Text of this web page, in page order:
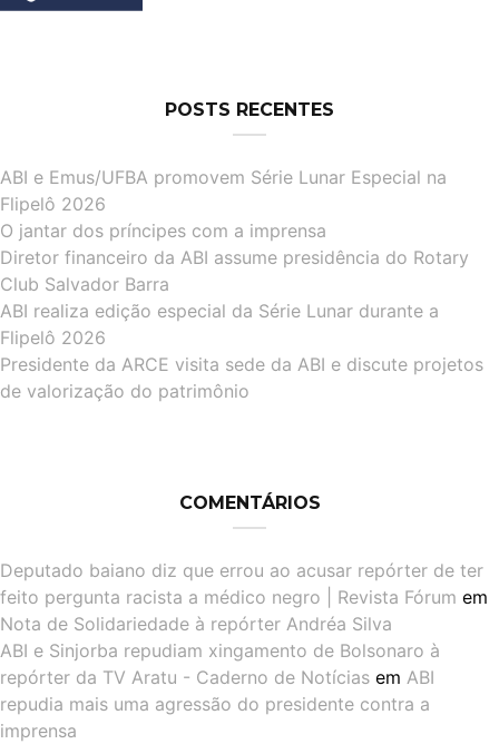
POSTS RECENTES
ABI e Emus/UFBA promovem Série Lunar Especial na
Flipelô 2026
O jantar dos príncipes com a imprensa
Diretor financeiro da ABI assume presidência do Rotary
Club Salvador Barra
ABI realiza edição especial da Série Lunar durante a
Flipelô 2026
Presidente da ARCE visita sede da ABI e discute projetos
de valorização do patrimônio
COMENTÁRIOS
Deputado baiano diz que errou ao acusar repórter de ter
feito pergunta racista a médico negro | Revista Fórum em
Nota de Solidariedade à repórter Andréa Silva
ABI e Sinjorba repudiam xingamento de Bolsonaro à
repórter da TV Aratu - Caderno de Notícias em ABI
repudia mais uma agressão do presidente contra a
imprensa